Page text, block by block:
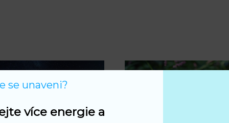
více energie a
se unaveni?